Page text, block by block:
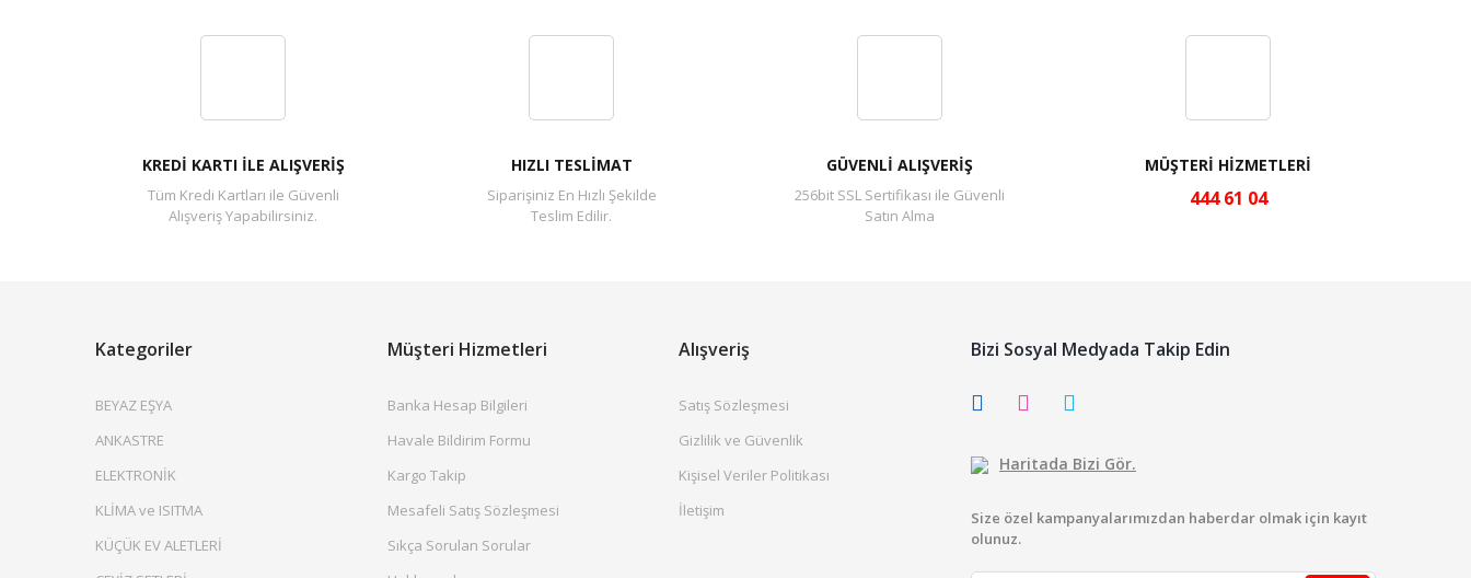
KREDİ KARTI İLE ALIŞVERİŞ
Tüm Kredi Kartları ile Güvenli
Alışveriş Yapabilirsiniz.
HIZLI TESLİMAT
Siparişiniz En Hızlı Şekilde
Teslim Edilir.
GÜVENLİ ALIŞVERİŞ
256bit SSL Sertifikası ile Güvenli
Satın Alma
MÜŞTERİ HİZMETLERİ
444 61 04
Kategoriler
BEYAZ EŞYA
ANKASTRE
ELEKTRONİK
KLİMA ve ISITMA
KÜÇÜK EV ALETLERİ
Müşteri Hizmetleri
Banka Hesap Bilgileri
Havale Bildirim Formu
Kargo Takip
Mesafeli Satış Sözleşmesi
Sıkça Sorulan Sorular
Alışveriş
Satış Sözleşmesi
Gizlilik ve Güvenlik
Kişisel Veriler Politikası
İletişim
Bizi Sosyal Medyada Takip Edin
Haritada Bizi Gör.
Size özel kampanyalarımızdan haberdar olmak için kayıt
olunuz.